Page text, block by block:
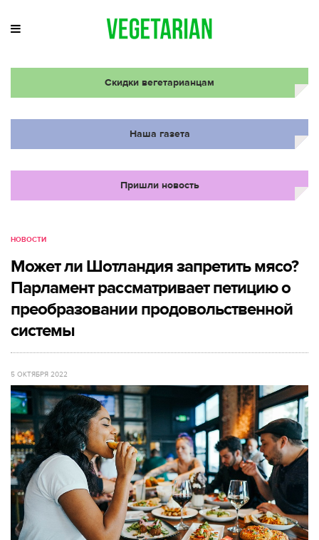
Скидки вегетарианцам
Наша газета
Пришли новость
НОВОСТИ
Может ли Шотландия запретить мясо?
Парламент рассматривает петицию о
преобразовании продовольственной
системы
5 ОКТЯБРЯ 2022